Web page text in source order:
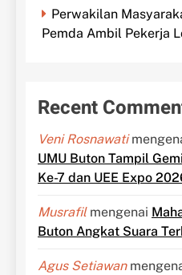
Perwakilan
Pemda Ambil Pekerja
Recent
Veni Rosnawati
UMU Buton Tampil
Ke-7 dan UEE Expo
Musrafilmengenai
Buton Angkat Suara
Agus Setiawan